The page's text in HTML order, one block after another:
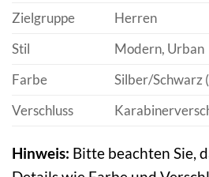
Zielgruppe
Herren
Stil
Modern, Urban
Farbe
Silber/Schwarz
Verschluss
Hinweis: Bitte beachten Sie,